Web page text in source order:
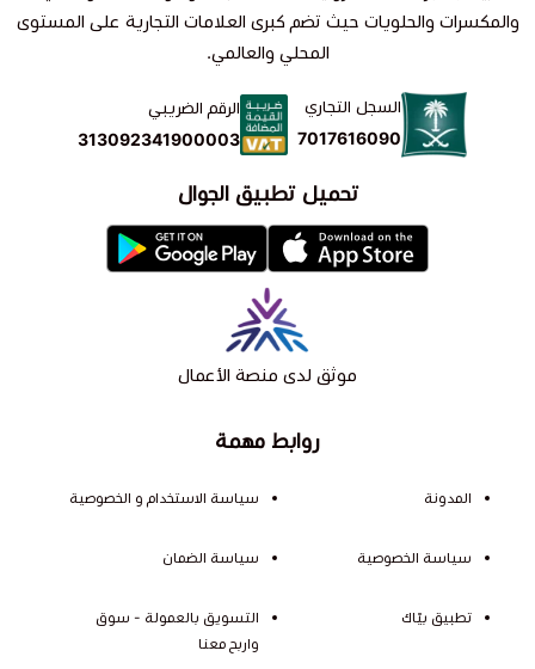
روابط مهمة
المدونة
سياسة الخصوصية
تطبيق بيّاك
سياسة الاستخدام و الخصوصية
سياسة الضمان
التسويق بالعمولة - سوق
واربح معنا
والمكسرات والحلويات حيث تضم كبرى العلامات التجارية على المستوى
المحلي والعالمي.
السجل التجاري
7017616090
الرقم الضريبي
313092341900003
تحميل تطبيق الجوال
موثق لدى منصة الأعمال